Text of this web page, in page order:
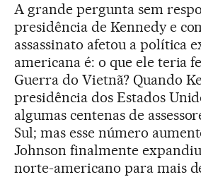
A grande pergunta sem
presidência de Kennedy e
assassinato afetou a política
americana é: o que ele teria
Guerra do Vietnã? Quando
presidência dos Estados
algumas centenas de
Sul; mas esse número
Johnson finalmente
norte-americano para mais